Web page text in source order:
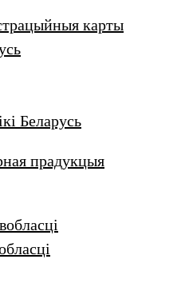
карты
Беларусь
прадукцыя